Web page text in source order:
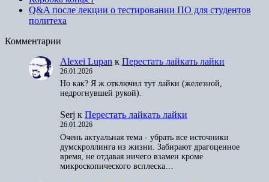
Q&A после лекции о тестировании ПО для студентов
политеха
Комментарии
Alexei Lupan к Перестать лайкать лайки
26.01.2026
Но как? Я ж отключил тут лайки (железной,
недрогнувшей рукой).
Serj к Перестать лайкать лайки
26.01.2026
Очень актуальная тема - убрать все источники
думскроллинга из жизни. Забирают драгоценное
время, не отдавая ничего взамен кроме
микроскопического всплеска…